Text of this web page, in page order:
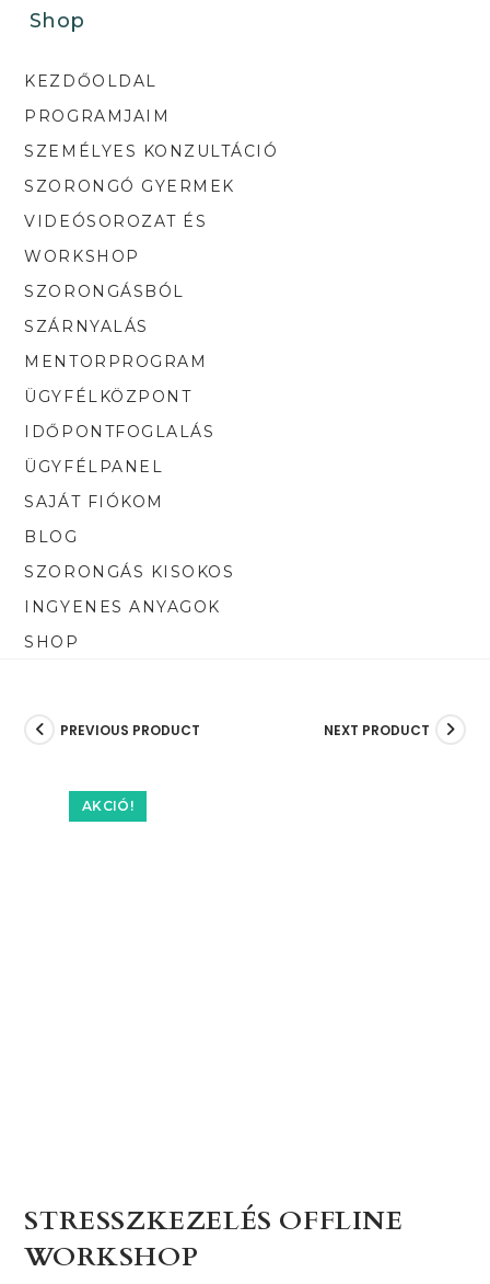
Shop
KEZDŐOLDAL
PROGRAMJAIM
SZEMÉLYES KONZULTÁCIÓ
SZORONGÓ GYERMEK
VIDEÓSOROZAT ÉS
WORKSHOP
SZORONGÁSBÓL
SZÁRNYALÁS
MENTORPROGRAM
ÜGYFÉLKÖZPONT
IDŐPONTFOGLALÁS
ÜGYFÉLPANEL
SAJÁT FIÓKOM
BLOG
SZORONGÁS KISOKOS
INGYENES ANYAGOK
SHOP
AKCIÓ!
PREVIOUS PRODUCT NEXT PRODUCT
STRESSZKEZELÉS OFFLINE
WORKSHOP